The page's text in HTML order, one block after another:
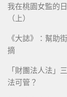
我在桃園女監的
（上）
《大誌》：幫助
摘
「財團法人法」
法可管？